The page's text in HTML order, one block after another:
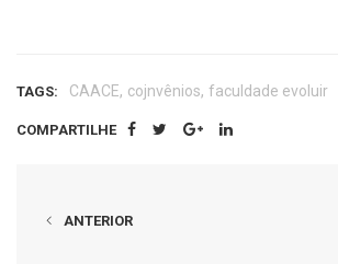
TAGS: CAACE, cojnvênios, faculdade evoluir
COMPARTILHE
ANTERIOR